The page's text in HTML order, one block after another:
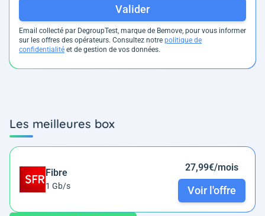
Valider
Email collecté par DegroupTest, marque de Bemove, pour vous informer
sur les offres des opérateurs. Consultez notre politique de
confidentialité et de gestion de vos données.
Les meilleures box
Fibre
1 Gb/s
27,99€/mois
Voir l'offre